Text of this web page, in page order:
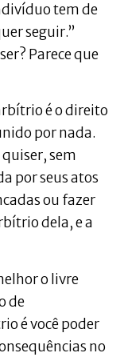
tem de
seguir.”
Parece que
é o direito
por nada.
sem
por seus atos
ou fazer
dela, e a
o livre
de
é você poder
no